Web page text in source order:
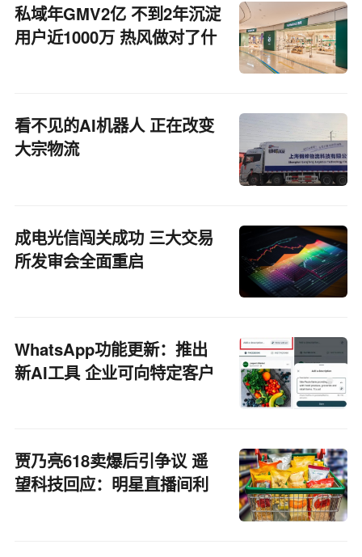
私域年GMV2亿 不到2年沉淀
用户近1000万 热风做对了什
看不见的AI机器人 正在改变
大宗物流
成电光信闯关成功 三大交易
所发审会全面重启
WhatsApp功能更新：推出
新AI工具 企业可向特定客户
贾乃亮618卖爆后引争议 遥
望科技回应：明星直播间利